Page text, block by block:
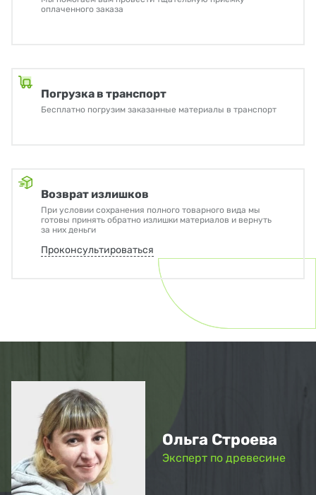
оплаченного заказа
Погрузка в транспорт
Бесплатно погрузим заказанные материалы в транспорт
Возврат излишков
При условии сохранения полного товарного вида мы
готовы принять обратно излишки материалов и вернуть
за них деньги
Проконсультироваться
Ольга Строева
Эксперт по древесине